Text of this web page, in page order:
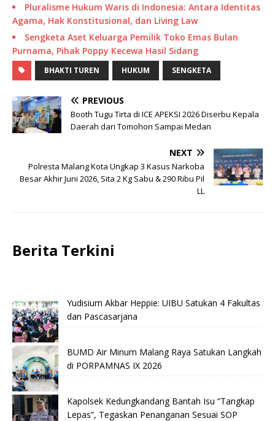
Pluralisme Hukum Waris di Indonesia: Antara Identitas
Agama, Hak Konstitusional, dan Living Law
Sengketa Aset Keluarga Pemilik Toko Emas Bulan
Purnama, Pihak Poppy Kecewa Hasil Sidang
BHAKTI TUREN HUKUM SENGKETA
PREVIOUS
Booth Tugu Tirta di ICE APEKSI 2026 Diserbu Kepala
Daerah dari Tomohon Sampai Medan
NEXT
Polresta Malang Kota Ungkap 3 Kasus Narkoba
Besar Akhir Juni 2026, Sita 2 Kg Sabu & 290 Ribu Pil
LL
Berita Terkini
Yudisium Akbar Heppie: UIBU Satukan 4 Fakultas
dan Pascasarjana
BUMD Air Minum Malang Raya Satukan Langkah
di PORPAMNAS IX 2026
Kapolsek Kedungkandang Bantah Isu “Tangkap
Lepas”, Tegaskan Penanganan Sesuai SOP